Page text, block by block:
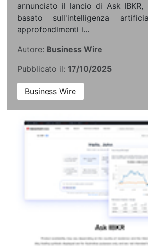
annunciato il lancio di Ask IBKR,
basato sull'intelligenza
approfondimenti i...
Autore: Business Wire
Pubblicato il: 17/10/2025
Business Wire